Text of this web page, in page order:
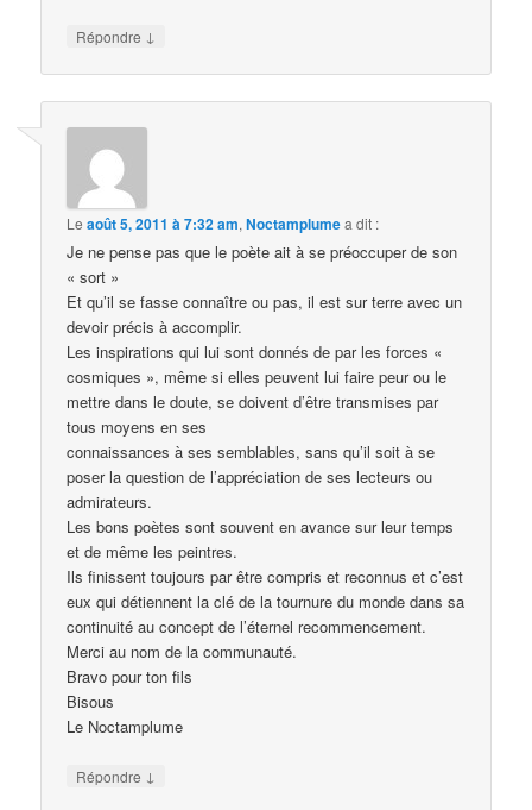
Répondre ↓
Leaoût 5, 2011 à 7:32 am,Noctamplumea dit :
Je ne pense pas que le poète ait à se préoccuper de son
« sort »
Et qu’il se fasse connaître ou pas, il est sur terre avec un
devoir précis à accomplir.
Les inspirations qui lui sont donnés de par les forces «
cosmiques », même si elles peuvent lui faire peur ou le
mettre dans le doute, se doivent d’être transmises par
tous moyens en ses
connaissances à ses semblables, sans qu’il soit à se
poser la question de l’appréciation de ses lecteurs ou
admirateurs.
Les bons poètes sont souvent en avance sur leur temps
et de même les peintres.
Ils finissent toujours par être compris et reconnus et c’est
eux qui détiennent la clé de la tournure du monde dans sa
continuité au concept de l’éternel recommencement.
Merci au nom de la communauté.
Bravo pour ton fils
Bisous
Le Noctamplume
Répondre ↓